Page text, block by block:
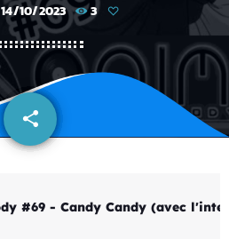
14/10/2023 3
share
email